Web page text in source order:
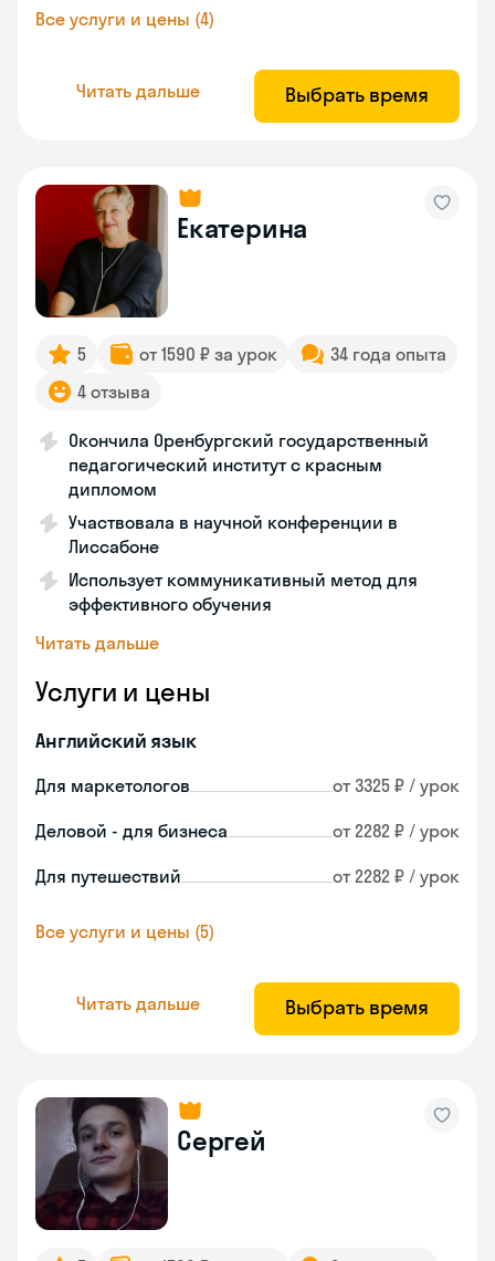
Все услуги и цены (4)
Читать дальше Выбрать время
Екатерина
5 от 1590 ₽ за урок
34 года опыта
4 отзыва
Окончила Оренбургский государственный
педагогический институт с красным
дипломом
Участвовала в научной конференции в
Лиссабоне
Использует коммуникативный метод для
эффективного обучения
Читать дальше
Услуги и цены
Английский язык
Для маркетологов от 3325 ₽ / урок
Деловой - для бизнеса от 2282 ₽ / урок
Для путешествий от 2282 ₽ / урок
Все услуги и цены (5)
Читать дальше Выбрать время
Сергей